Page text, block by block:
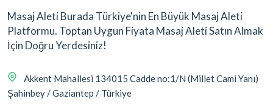
Masaj Aleti Burada Türkiye'nin En Büyük Masaj Aleti
Platformu. Toptan Uygun Fiyata Masaj Aleti Satın Almak
İçin Doğru Yerdesiniz!
Akkent Mahallesi 134015 Cadde no:1/N (Millet Cami Yanı)
Şahinbey / Gaziantep / Türkiye